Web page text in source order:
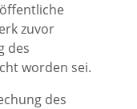
zuvor
des
worden sei.
des